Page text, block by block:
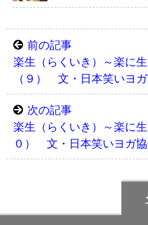
前の記事
楽生（らくいき）～楽に
（９） 文・日本笑いヨ
次の記事
楽生（らくいき）～楽に
０） 文・日本笑いヨガ